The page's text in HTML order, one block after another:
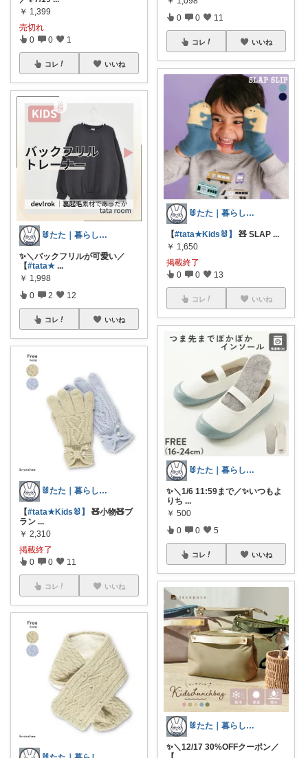
￥ 1,399
売切れ
0 0 1
コレ いいね
🐰たた｜暮らしと子育て
✨＼バックフリルが可愛い／
【#tata★ ...
￥ 1,998
0 2 12
コレ いいね
🐰たた｜暮らしと子育て
【#tata★Kids🐰】
🧸小物🧸ブ
ラン ...
￥ 2,310
掲載終了
0 0 11
コレ いいね
0 0 11
コレ いいね
🐰たた｜暮らしと子育て
【#tata★Kids🐰】 🧸 SLAP ...
￥ 1,650
掲載終了
0 0 13
コレ いいね
🐰たた｜暮らしと子育て
✨＼1/6 11:59まで／✨いつもよ
りち ...
￥ 500
0 0 5
コレ いいね
🐰たた｜暮らしと子育て
✨＼12/17 30%OFFクーポン／